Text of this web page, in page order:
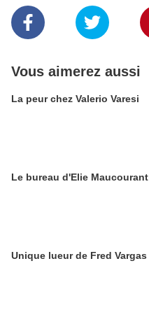
Vous aimerez aussi
La peur chez Valerio Varesi
Le bureau d'Elie Maucourant
Unique lueur de Fred Vargas